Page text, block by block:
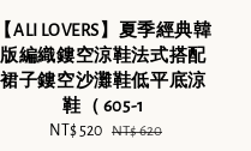
【ALI LOVERS】夏季經典韓
版編織鏤空涼鞋法式搭配
裙子鏤空沙灘鞋低平底涼
鞋（ 605-1
Sale
NT$ 520 Regular
NT$ 620